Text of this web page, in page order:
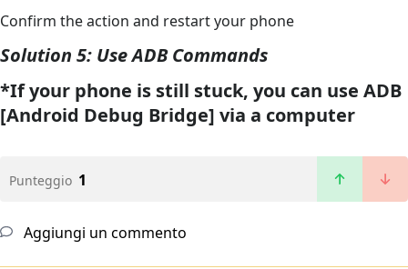
Confirm the action and restart your phone
Solution 5: Use ADB Commands
*If your phone is still stuck, you can use ADB
[Android Debug Bridge] via a computer
Punteggio 1
Aggiungi un commento